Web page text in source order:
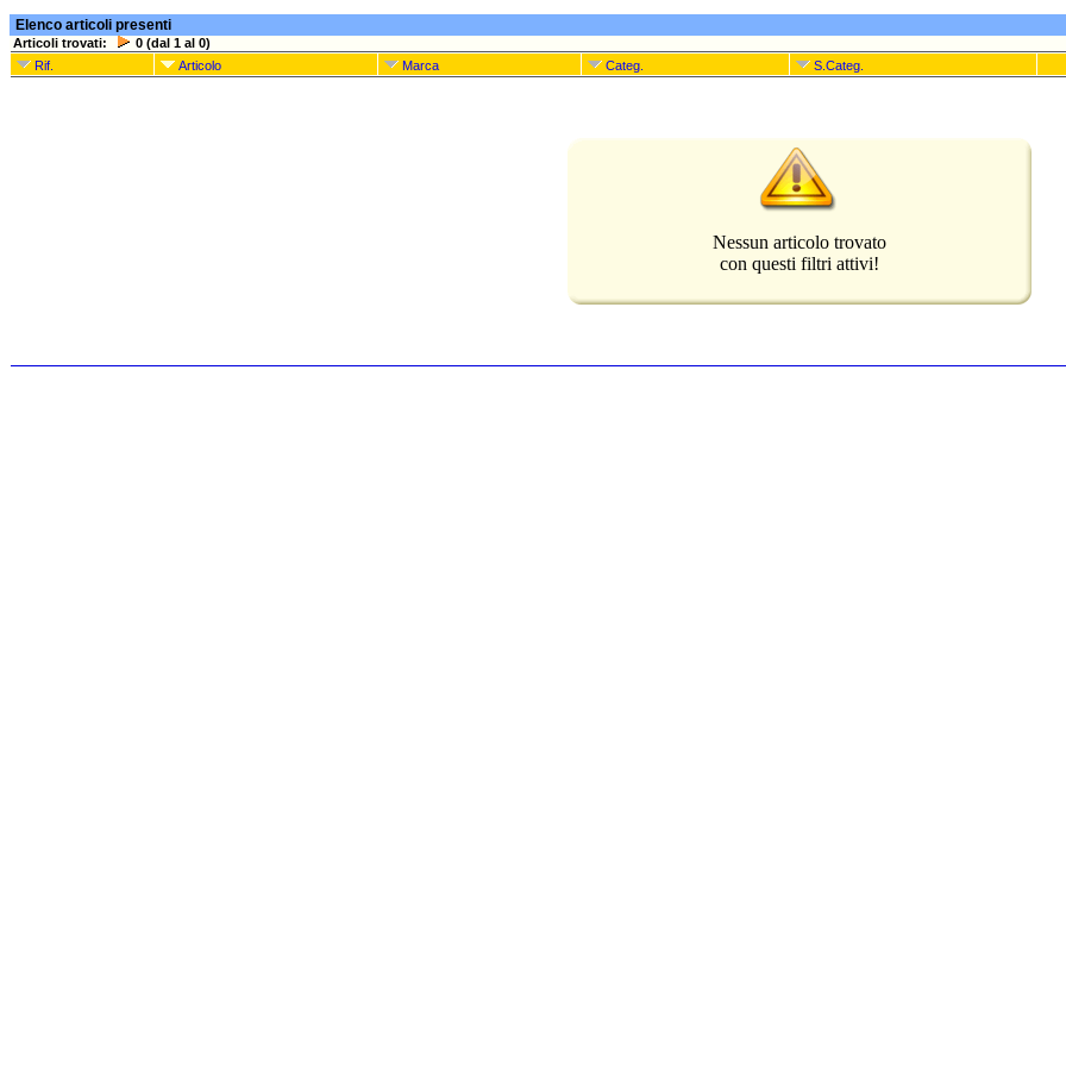
Elenco articoli presenti
Articoli trovati:
0 (dal 1 al 0)
Rif.
Articolo Marca Categ. S.Categ.
Nessun articolo trovato
con questi filtri attivi!